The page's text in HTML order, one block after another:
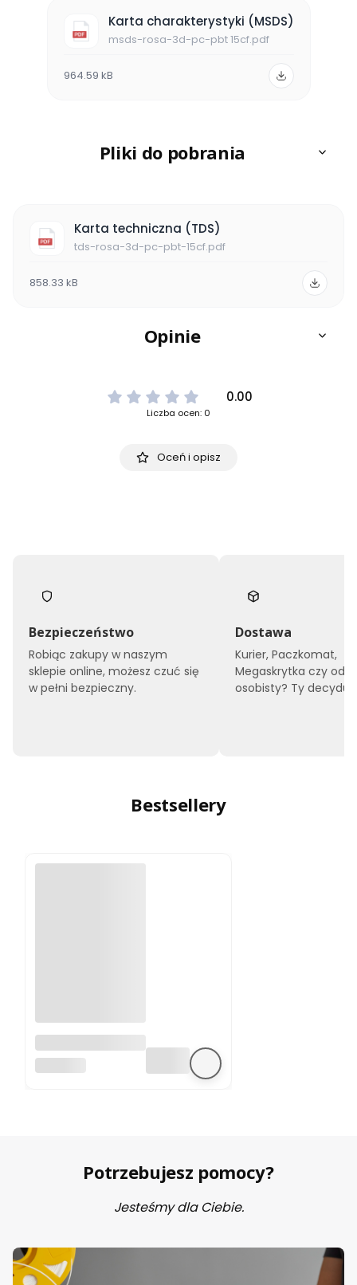
msds-rosa-3d-pc-pbt 15cf.pdf
964.59 kB
Karta charakterystyki (MSDS)
Pliki do pobrania
tds-rosa-3d-pc-pbt-15cf.pdf
858.33 kB
Karta techniczna (TDS)
Opinie
0.00
Liczba ocen: 0
Oceń i opisz
Bezpieczeństwo
Robiąc zakupy w naszym
sklepie online, możesz czuć się
w pełni bezpieczny.
Dostawa
Kurier, Paczkomat,
Megaskrytka czy
osobisty? Ty
Bestsellery
A4988 sterownik
silnika krokowego
Potrzebujesz pomocy?
Jesteśmy dla Ciebie.